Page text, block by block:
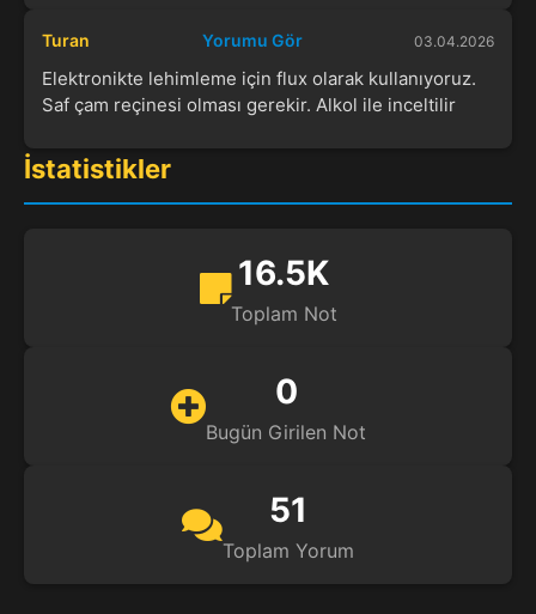
Turan Yorumu Gör 03.04.2026
Elektronikte lehimleme için flux olarak kullanıyoruz.
Saf çam reçinesi olması gerekir. Alkol ile inceltilir
İstatistikler
16.5K
Toplam Not
0
Bugün Girilen Not
51
Toplam Yorum